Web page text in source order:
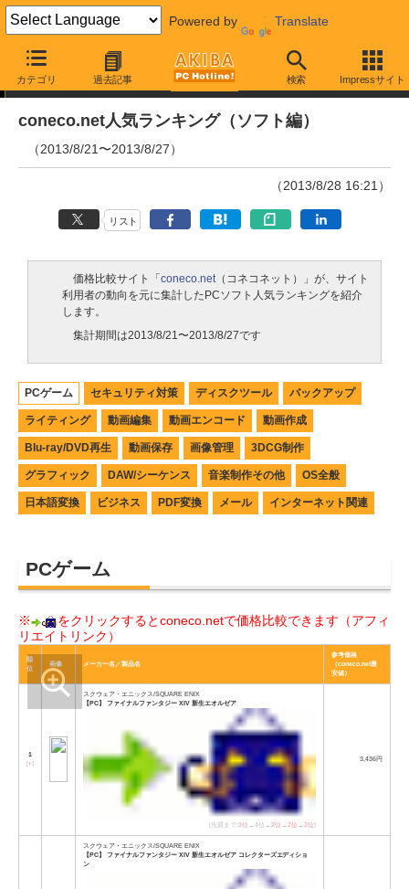
Powered by Translate
カテゴリ 過去記事 検索 Impressサイト
ランキング
coneco.net人気ランキング（ソフト編）
（2013/8/21〜2013/8/27）
（2013/8/28 16:21）
リスト
価格比較サイト「 coneco.net（コネコネット）」が、サイト
利用者の動向を元に集計したPCソフト人気ランキングを紹介
します。
集計期間は2013/8/21〜2013/8/27です
PCゲーム セキュリティ対策 ディスクツール バックアップ
ライティング 動画編集 動画エンコード 動画作成
Blu-ray/DVD再生 動画保存 画像管理 3DCG制作
グラフィック DAW/シーケンス 音楽制作その他 OS全般
日本語変換 ビジネス PDF変換 メール インターネット関連
PCゲーム
※
をクリックするとconeco.netで価格比較できます（アフィ
リエイトリンク）
順
位
画像 メーカー名／製品名
参考価格
（coneco.net最
安値）
1
[↑]
スクウェア・エニックス/SQUARE ENIX
【PC】 ファイナルファンタジー XIV 新生エオルゼア
[先週まで:3位 →4位 →2位 →2位 →2位]
3,436円
スクウェア・エニックス/SQUARE ENIX
【PC】 ファイナルファンタジー XIV 新生エオルゼア コレクターズエディショ
ン